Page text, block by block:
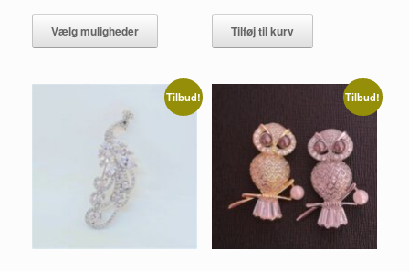
Vælg muligheder
Dette
har
varianter.
Mulighederne
kan
pris
var:
49,00 kr..
pris
er:
39,00 kr..
Tilføj til kurv
Tilbud! Tilbud!